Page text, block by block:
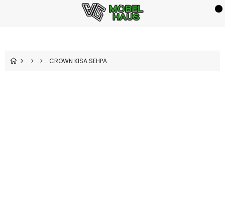
CROWN KISA SEHPA